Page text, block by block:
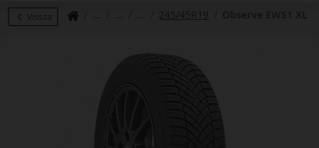
Vissza 245/45R19